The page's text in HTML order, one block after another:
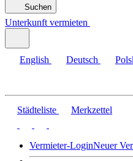
Suchen
Unterkunft vermieten
English Deutsch
Städteliste Merkzettel
Vermieter-LoginNeuer